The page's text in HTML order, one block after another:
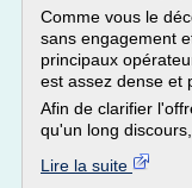
Comme vous le
sans engagement
principaux
est assez dense et
Afin de clarifier
qu'un long
Lire la suite